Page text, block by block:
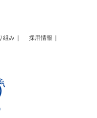
組み
採用情報